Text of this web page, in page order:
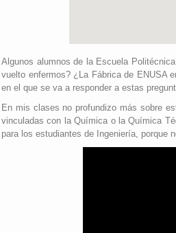
Algunos alumnos de la Escuela
vuelto enfermos? ¿La Fábrica de ENUSA
en el que se va a responder a estas
En mis clases no profundizo más sobre
vinculadas con la Química o la Química
para los estudiantes de Ingeniería, porque